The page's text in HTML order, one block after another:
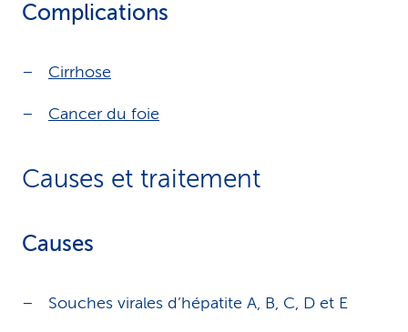
Complications
Cirrhose
Cancer du foie
Causes et traitement
Causes
Souches virales d’hépatite A, B, C, D et E